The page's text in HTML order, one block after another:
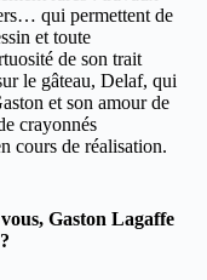
qui permettent de
et toute
de son trait
le gâteau, Delaf, qui
et son amour de
crayonnés
cours de réalisation.
Gaston Lagaffe